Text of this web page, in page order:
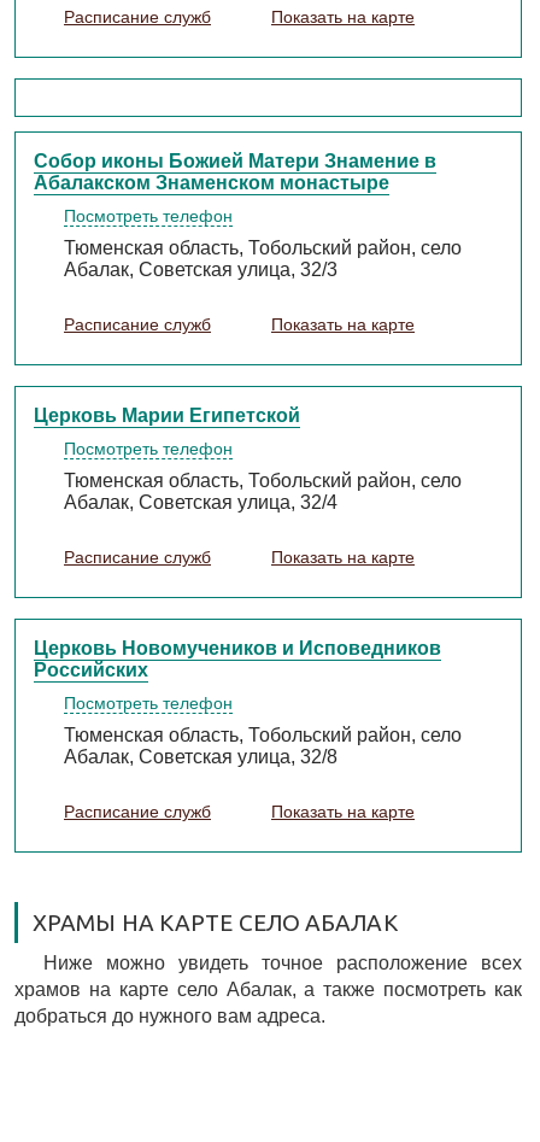
Расписание служб Показать на карте
Собор иконы Божией Матери Знамение в
Абалакском Знаменском монастыре
Посмотреть телефон
Тюменская область, Тобольский район, село
Абалак, Советская улица, 32/3
Расписание служб Показать на карте
Церковь Марии Египетской
Посмотреть телефон
Тюменская область, Тобольский район, село
Абалак, Советская улица, 32/4
Расписание служб Показать на карте
Церковь Новомучеников и Исповедников
Российских
Посмотреть телефон
Тюменская область, Тобольский район, село
Абалак, Советская улица, 32/8
Расписание служб Показать на карте
ХРАМЫ НА КАРТЕ СЕЛО АБАЛАК
Ниже можно увидеть точное расположение всех
храмов на карте село Абалак, а также посмотреть как
добраться до нужного вам адреса.